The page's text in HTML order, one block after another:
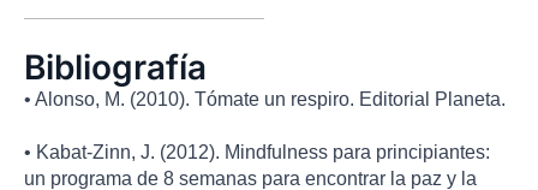
Bibliografía
• Alonso, M. (2010). Tómate un respiro. Editorial Planeta.
• Kabat-Zinn, J. (2012). Mindfulness para principiantes:
un programa de 8 semanas para encontrar la paz y la